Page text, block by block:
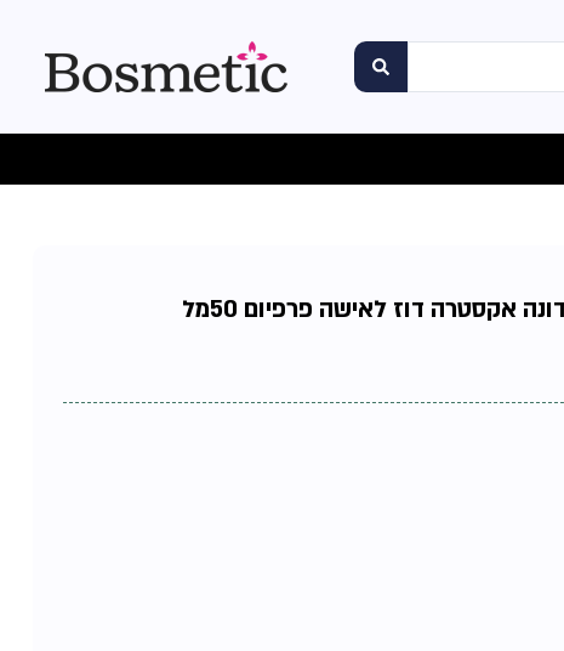
אקסטרה דוז לאישה פרפיום 50מל